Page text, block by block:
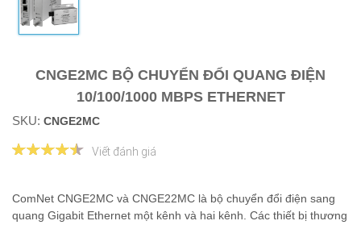
CNGE2MC BỘ CHUYỂN ĐỔI QUANG ĐIỆN
10/100/1000 MBPS ETHERNET
SKU: CNGE2MC
Viết đánh giá
ComNet CNGE2MC và CNGE22MC là bộ chuyển đổi điện sang
quang Gigabit Ethernet một kênh và hai kênh. Các thiết bị thương